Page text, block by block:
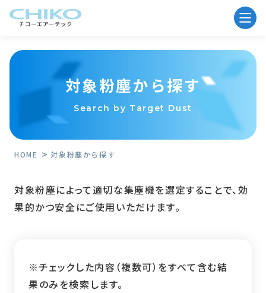
対象粉塵から探す
Search by Target Dust
HOME 対象粉塵から探す
対象粉塵によって適切な集塵機を選定することで、効
果的かつ安全にご使用いただけます。
※チェックした内容（複数可）をすべて含む結
果のみを検索します。